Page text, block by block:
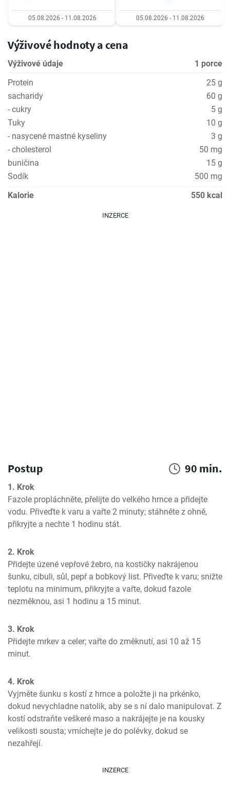
05.08.2026 - 11.08.2026 05.08.2026 - 11.08.2026
Výživové hodnoty a cena
Výživové údaje
1 porce
Protein
25 g
sacharidy
60 g
- cukry
5 g
Tuky
10 g
- nasycené mastné kyseliny
3 g
- cholesterol
50 mg
buničina
15 g
Sodík
500 mg
Kalorie
550 kcal
INZERCE
Postup 90 min.
1. Krok
Fazole propláchněte, přelijte do velkého hrnce a přidejte
vodu. Přiveďte k varu a vařte 2 minuty; stáhněte z ohně,
přikryjte a nechte 1 hodinu stát.
2. Krok
Přidejte úzené vepřové žebro, na kostičky nakrájenou
šunku, cibuli, sůl, pepř a bobkový list. Přiveďte k varu; snižte
teplotu na minimum, přikryjte a vařte, dokud fazole
nezměknou, asi 1 hodinu a 15 minut.
3. Krok
Přidejte mrkev a celer; vařte do změknutí, asi 10 až 15
minut.
4. Krok
Vyjměte šunku s kostí z hrnce a položte ji na prkénko,
dokud nevychladne natolik, aby se s ní dalo manipulovat. Z
kostí odstraňte veškeré maso a nakrájejte je na kousky
velikosti sousta; vmíchejte je do polévky, dokud se
nezahřejí.
INZERCE